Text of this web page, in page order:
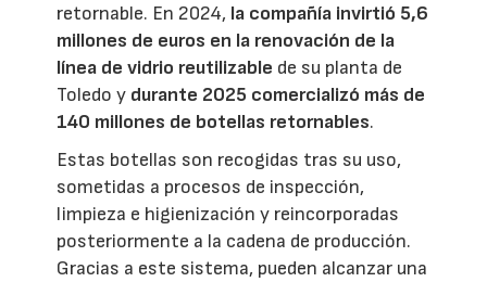
retornable. En 2024, la compañía invirtió 5,6
millones de euros en la renovación de la
línea de vidrio reutilizable de su planta de
Toledo y durante 2025 comercializó más de
140 millones de botellas retornables.
Estas botellas son recogidas tras su uso,
sometidas a procesos de inspección,
limpieza e higienización y reincorporadas
posteriormente a la cadena de producción.
Gracias a este sistema, pueden alcanzar una